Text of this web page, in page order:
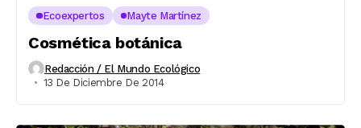
Ecoexpertos Mayte Martínez
Cosmética botánica
Redacción / El Mundo Ecológico
13 De Diciembre De 2014